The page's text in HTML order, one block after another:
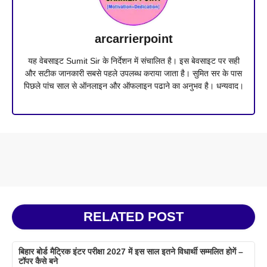
arcarrierpoint
यह वेबसाइट Sumit Sir के निर्देशन में संचालित है। इस बेवसाइट पर सही
और सटीक जानकारी सबसे पहले उपलब्ध कराया जाता है। सुमित सर के पास
पिछले पांच साल से ऑनलाइन और ऑफलाइन पढाने का अनुभव है। धन्यवाद।
RELATED POST
बिहार बोर्ड मैट्रिक इंटर परीक्षा 2027 में इस साल इतने विधार्थी सम्मलित होगें –
टॉपर कैसे बने